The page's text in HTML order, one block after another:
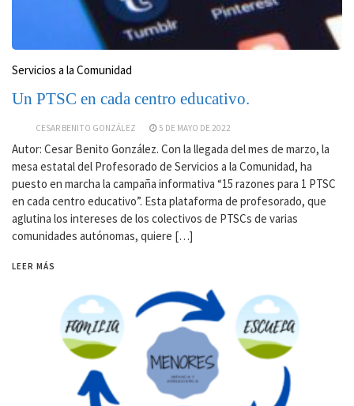
Servicios a la Comunidad
Un PTSC en cada centro educativo.
CESAR BENITO GONZÁLEZ 5 DE MAYO DE 2022
Autor: Cesar Benito González. Con la llegada del mes de marzo, la
mesa estatal del Profesorado de Servicios a la Comunidad, ha
puesto en marcha la campaña informativa “15 razones para 1 PTSC
en cada centro educativo”. Esta plataforma de profesorado, que
aglutina los intereses de los colectivos de PTSCs de varias
comunidades autónomas, quiere […]
LEER MÁS